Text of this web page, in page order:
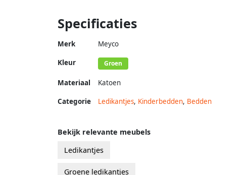
Specificaties
Merk Meyco
Kleur Groen
Materiaal Katoen
Categorie Ledikantjes, Kinderbedden, Bedden
Bekijk relevante meubels
Ledikantjes
Groene ledikantjes